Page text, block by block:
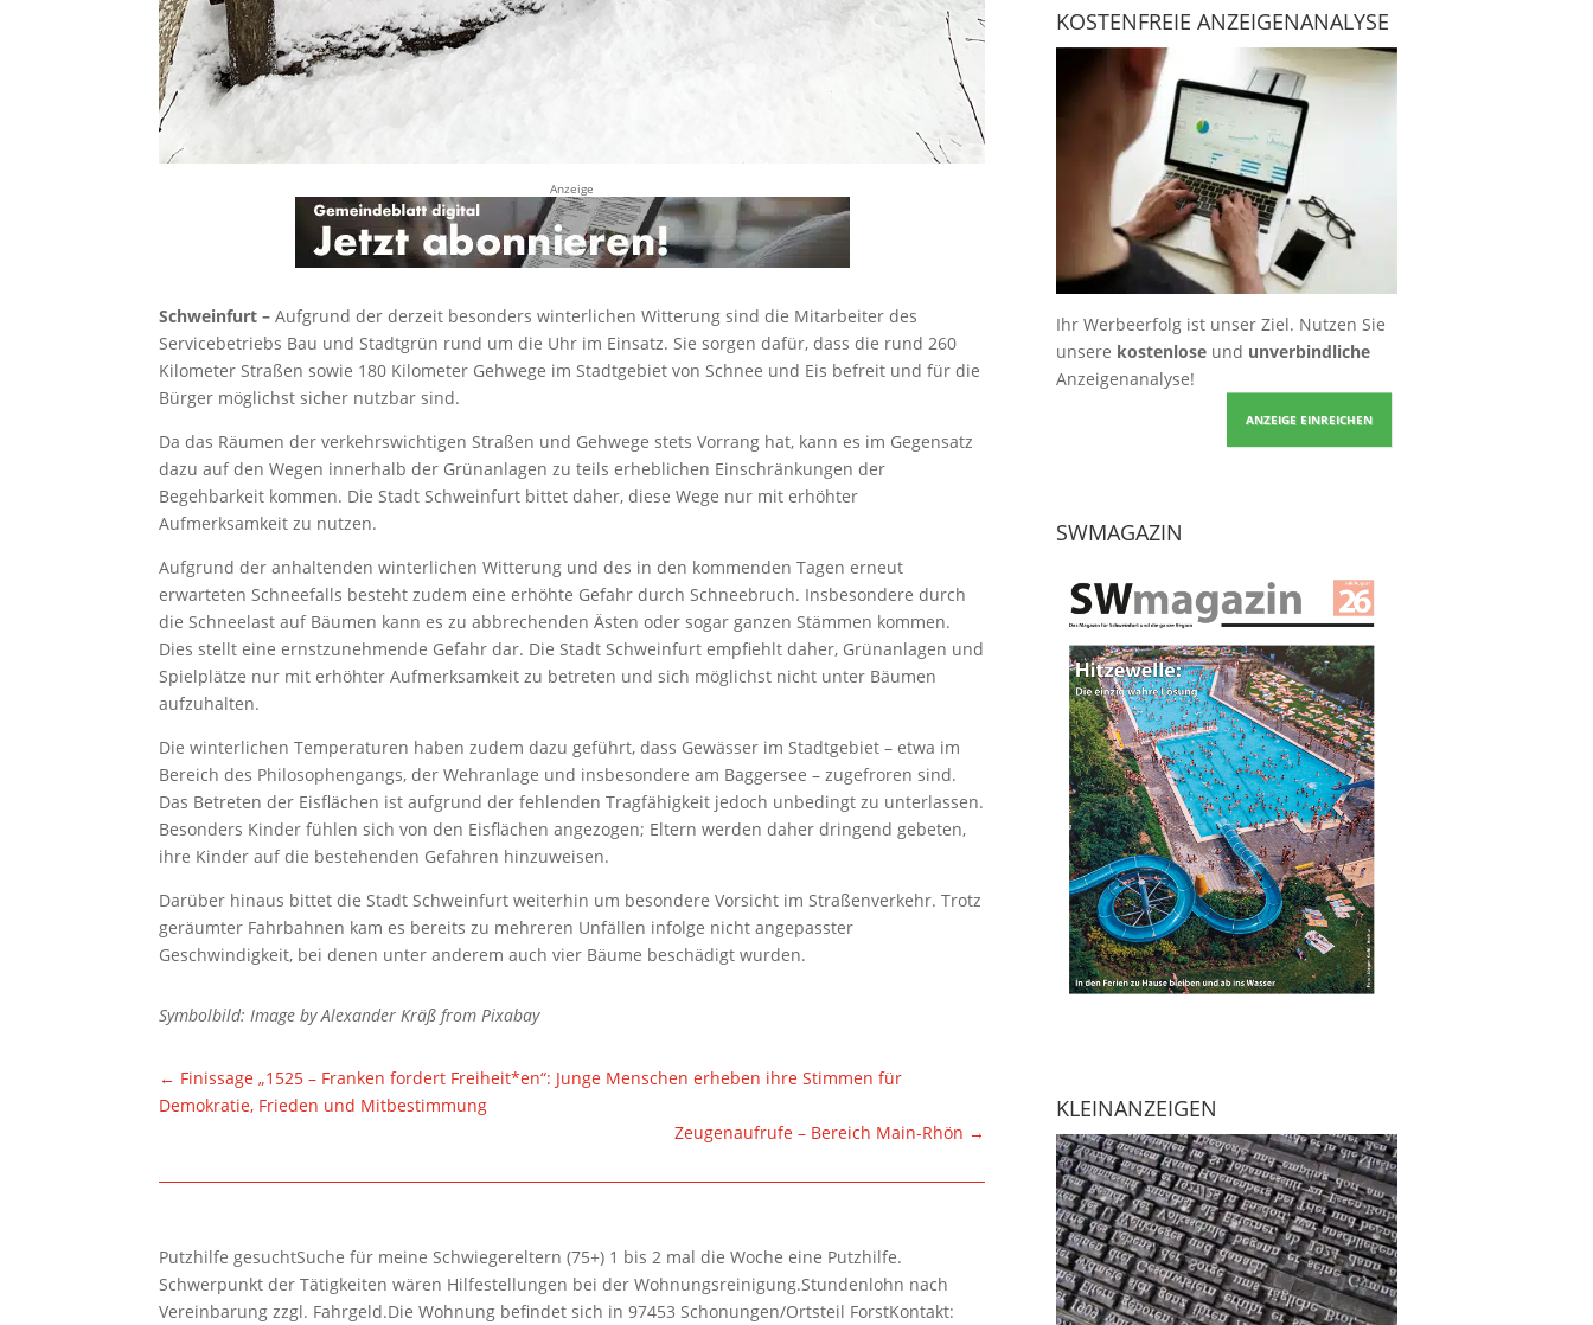
Anzeige
Schweinfurt –Aufgrund der derzeit besonders winterlichen Witterung sind die Mitarbeiter des
Servicebetriebs Bau und Stadtgrün rund um die Uhr im Einsatz. Sie sorgen dafür, dass die rund 260
Kilometer Straßen sowie 180 Kilometer Gehwege im Stadtgebiet von Schnee und Eis befreit und für die
Bürger möglichst sicher nutzbar sind.
Da das Räumen der verkehrswichtigen Straßen und Gehwege stets Vorrang hat, kann es im Gegensatz
dazu auf den Wegen innerhalb der Grünanlagen zu teils erheblichen Einschränkungen der
Begehbarkeit kommen. Die Stadt Schweinfurt bittet daher, diese Wege nur mit erhöhter
Aufmerksamkeit zu nutzen.
Aufgrund der anhaltenden winterlichen Witterung und des in den kommenden Tagen erneut
erwarteten Schneefalls besteht zudem eine erhöhte Gefahr durch Schneebruch. Insbesondere durch
die Schneelast auf Bäumen kann es zu abbrechenden Ästen oder sogar ganzen Stämmen kommen.
Dies stellt eine ernstzunehmende Gefahr dar. Die Stadt Schweinfurt empfiehlt daher, Grünanlagen und
Spielplätze nur mit erhöhter Aufmerksamkeit zu betreten und sich möglichst nicht unter Bäumen
aufzuhalten.
Die winterlichen Temperaturen haben zudem dazu geführt, dass Gewässer im Stadtgebiet – etwa im
Bereich des Philosophengangs, der Wehranlage und insbesondere am Baggersee – zugefroren sind.
Das Betreten der Eisflächen ist aufgrund der fehlenden Tragfähigkeit jedoch unbedingt zu unterlassen.
Besonders Kinder fühlen sich von den Eisflächen angezogen; Eltern werden daher dringend gebeten,
ihre Kinder auf die bestehenden Gefahren hinzuweisen.
Darüber hinaus bittet die Stadt Schweinfurt weiterhin um besondere Vorsicht im Straßenverkehr. Trotz
geräumter Fahrbahnen kam es bereits zu mehreren Unfällen infolge nicht angepasster
Geschwindigkeit, bei denen unter anderem auch vier Bäume beschädigt wurden.
Symbolbild: Image by Alexander Kräß from Pixabay
← Finissage „1525 – Franken fordert Freiheit*en“: Junge Menschen erheben ihre Stimmen für
Demokratie, Frieden und Mitbestimmung
Zeugenaufrufe – Bereich Main-Rhön →
Putzhilfe gesuchtSuche für meine Schwiegereltern (75+) 1 bis 2 mal die Woche eine Putzhilfe.
Schwerpunkt der Tätigkeiten wären Hilfestellungen bei der Wohnungsreinigung.Stundenlohn nach
Vereinbarung zzgl. Fahrgeld.Die Wohnung befindet sich in 97453 Schonungen/Ortsteil ForstKontakt:
KOSTENFREIE ANZEIGENANALYSE
Ihr Werbeerfolg ist unser Ziel. Nutzen Sie
unsere kostenloseund unverbindliche
Anzeigenanalyse!
ANZEIGE EINREICHEN
SWMAGAZIN
KLEINANZEIGEN